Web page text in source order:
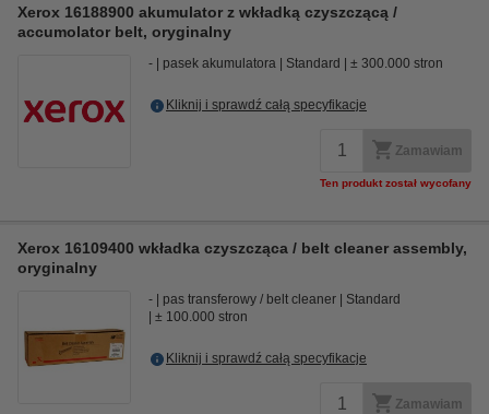
Xerox 16188900 akumulator z wkładką czyszczącą /
accumolator belt, oryginalny
- pasek akumulatora Standard ± 300.000 stron
Kliknij i sprawdź całą specyfikacje
Zamawiam
Ten produkt został wycofany
Xerox 16109400 wkładka czyszcząca / belt cleaner assembly,
oryginalny
- pas transferowy / belt cleaner
Standard
± 100.000 stron
Kliknij i sprawdź całą specyfikacje
Zamawiam